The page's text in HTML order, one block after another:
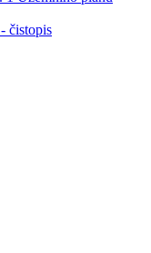
čistopis